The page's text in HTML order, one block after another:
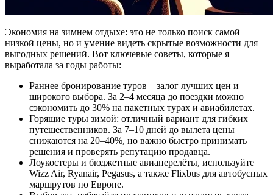
Экономия на зимнем отдыхе: это не только поиск самой
низкой цены, но и умение видеть скрытые возможности для
выгодных решений. Вот ключевые советы, которые я
выработала за годы работы:
Раннее бронирование туров – залог лучших цен и
широкого выбора. За 2–4 месяца до поездки можно
сэкономить до 30% на пакетных турах и авиабилетах.
Горящие туры зимой: отличный вариант для гибких
путешественников. За 7–10 дней до вылета цены
снижаются на 20–40%, но важно быстро принимать
решения и проверять репутацию продавца.
Лоукостеры и бюджетные авиаперелёты, используйте
Wizz Air, Ryanair, Pegasus, а также Flixbus для автобусных
маршрутов по Европе.